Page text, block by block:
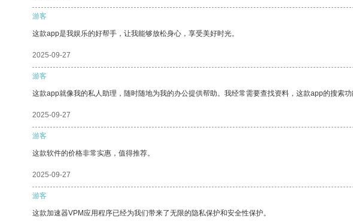
游客
这款app是我娱乐的好帮手，让我能够放松身心，享受美好时光。
2025-09-27
游客
这款app就像我的私人助理，随时随地为我的办公提供帮助。我经常需要查找资料，这款app的搜索功
2025-09-27
游客
这款软件的价格非常实惠，值得推荐。
2025-09-27
游客
这款加速器VPM应用程序已经为我们带来了无限的隐私保护和安全性保护。